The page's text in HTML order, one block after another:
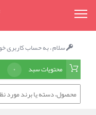
سلام ، به حساب کاربری
محتویات سبد
۰